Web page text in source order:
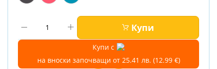
Купи
Купи с
на вноски започващи от 25.41 лв. (12.99 €)